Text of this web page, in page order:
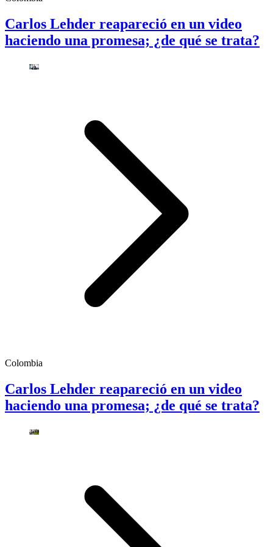
Carlos Lehder reapareció en un video
haciendo una promesa; ¿de qué se trata?
Colombia
Carlos Lehder reapareció en un video
haciendo una promesa; ¿de qué se trata?